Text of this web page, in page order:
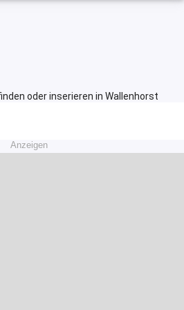
oder inserieren in Wallenhorst
Anzeigen